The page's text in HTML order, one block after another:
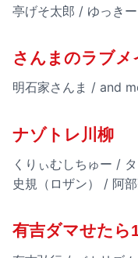
亭げそ太郎 / ゆっきー
さんまのラブメ
明石家さんま / and
ナゾトレ川柳
くりぃむしちゅー /
史規（ロザン） / 阿
有吉ダマせたら